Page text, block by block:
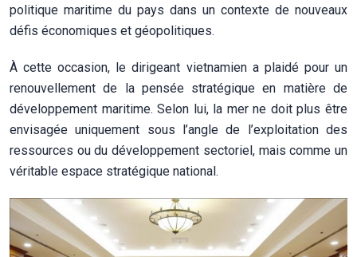
politique maritime du pays dans un contexte de nouveaux
défis économiques et géopolitiques.
À cette occasion, le dirigeant vietnamien a plaidé pour un
renouvellement de la pensée stratégique en matière de
développement maritime. Selon lui, la mer ne doit plus être
envisagée uniquement sous l’angle de l’exploitation des
ressources ou du développement sectoriel, mais comme un
véritable espace stratégique national.